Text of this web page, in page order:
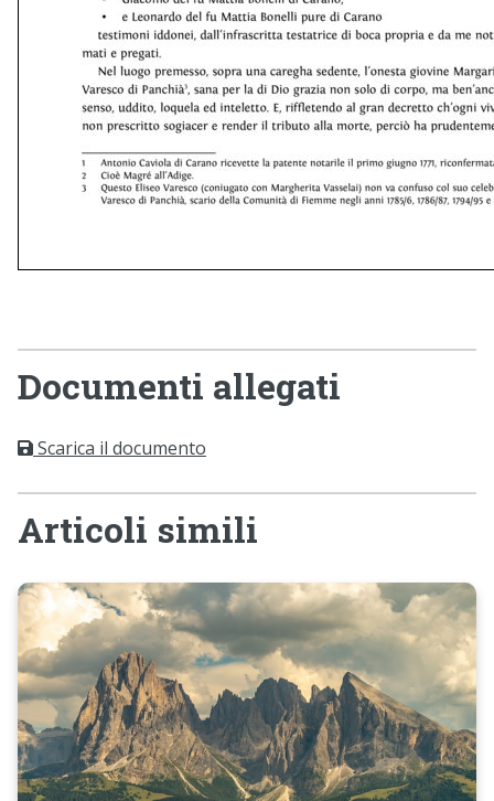
Documenti allegati
Scarica il documento
Articoli simili